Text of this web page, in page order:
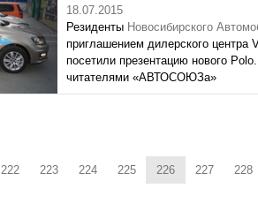
18.07.2015
Резиденты Новосибирского
приглашением дилерского
посетили презентацию нового
читателями «АВТОСОЮЗа»
222 223 224 225 226 227 228